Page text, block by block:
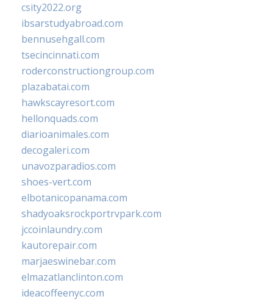
csity2022.org
ibsarstudyabroad.com
bennusehgall.com
tsecincinnati.com
roderconstructiongroup.com
plazabatai.com
hawkscayresort.com
hellonquads.com
diarioanimales.com
decogaleri.com
unavozparadios.com
shoes-vert.com
elbotanicopanama.com
shadyoaksrockportrvpark.com
jccoinlaundry.com
kautorepair.com
marjaeswinebar.com
elmazatlanclinton.com
ideacoffeenyc.com